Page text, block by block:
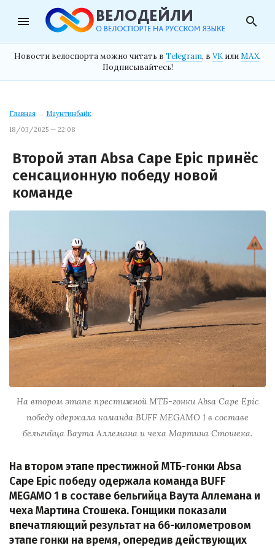
menu search
Новости велоспорта можно читать в Telegram, в VK илиMAX.
Подписывайтесь!
Главная → Маунтинбайк
18/03/2025 — 22:08
Второй этап Absa Cape Epic принёс
сенсационную победу новой
команде
На втором этапе престижной МТБ-гонки Absa Cape Epic
победу одержала команда BUFF MEGAMO 1 в составе
бельгийца Ваута Аллемана и чеха Мартина Стошека.
На втором этапе престижной МТБ-гонки Absa
Cape Epic победу одержала команда BUFF
MEGAMO 1 в составе бельгийца Ваута Аллемана и
чеха Мартина Стошека. Гонщики показали
впечатляющий результат на 66-километровом
этапе гонки на время, опередив действующих